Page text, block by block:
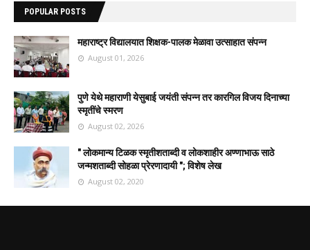
POPULAR POSTS
महाराष्ट्र विद्यालयात शिक्षक-पालक मेळावा उत्साहात संपन्न
August 01, 2026
पुणे येथे महाराणी येसुबाई जयंती संपन्न तर कारगिल विजय दिनाच्या
स्मृतींचे स्मरण
August 02, 2026
" लोकमान्य टिळक स्मृतीशताब्दी व लोकशाहीर अण्णाभाऊ साठे
जन्मशताब्दी सोहळा प्रेरणादायी "; विशेष लेख
August 02, 2020